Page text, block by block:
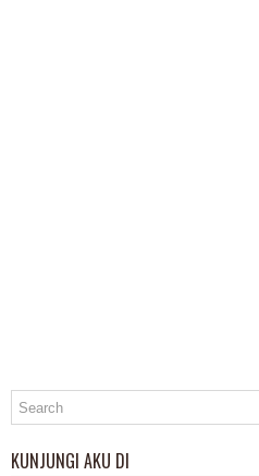
KUNJUNGI AKU DI